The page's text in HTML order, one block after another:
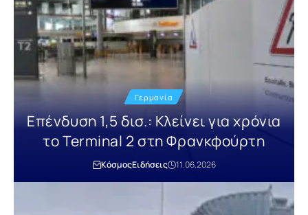
Γερμανία
Επένδυση 1,5 δισ.: Κλείνει για χρόνια
το Terminal 2 στη Φρανκφούρτη
ΚόσμοςΕιδήσεις 11.06.2026